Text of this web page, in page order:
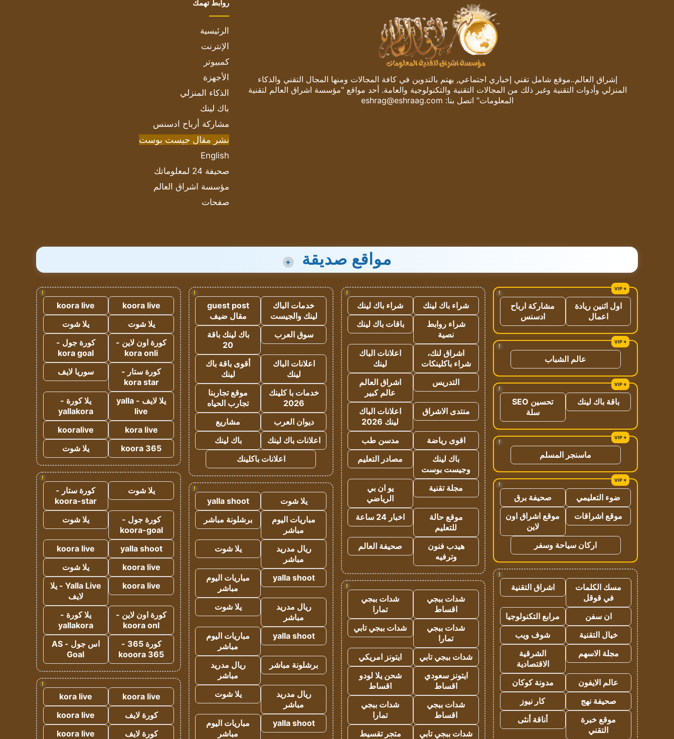
إشراق العالم..موقع شامل تقني إخباري اجتماعي, يهتم بالتدوين في كافة المجالات ومنها المجال التقني والذكاء
المنزلي وأدوات التقنية وغير ذلك من المجالات التقنية والتكنولوجية والعامة. أحد مواقع "مؤسسة اشراق العالم لتقنية
المعلومات" اتصل بنا: eshrag@eshraag.com
روابط تهمك
الرئيسية
الإنترنت
كمبيوتر
الأجهزة
الذكاء المنزلي
باك لينك
مشاركة أرباح ادسنس
نشر مقال جيست بوست
English
صحيفة 24 لمعلوماتك
مؤسسة اشراق العالم
صفحات
مواقع صديقة +
!
اول اثنين ريادة
اعمال
مشاركة ارباح
ادسنس
!
عالم الشباب
!
باقة باك لينك
تحسين SEO
سلة
!
ماسنجر المسلم
!
ضوء التعليمي
صحيفة برق
موقع اشراقات
موقع اشراق اون
لاين
اركان سياحة وسفر
!
مسك الكلمات
في قوقل
اشراق التقنية
ان سفن
مرابع التكنولوجيا
خيال التقنية
شوف ويب
مجلة الاسهم
الشرقية
الاقتصادية
عالم الايفون
مدونة كوكان
صحيفة نهج
كار نيوز
موقع خبرة
التقني
أناقة أنثى
!
شراء باك لينك
شراء باك لينك
شراء روابط
نصية
باقات باك لينك
اشراق لنك،
شراء باكلينكات
اعلانات الباك
لينك
التدريس
اشراق العالم
عالم كبير
منتدى الاشراق
اعلانات الباك
لينك 2026
اقوى رياضة
مدسن طب
باك لينك
وجيست بوست
مصادر التعليم
مجلة تقنية
يو ان بي
الرياضي
موقع حالة
للتعليم
اخبار 24 ساعة
هيدب فنون
وترفيه
صحيفة العالم
!
شدات ببجي
اقساط
شدات ببجي
تمارا
شدات ببجي
تمارا
شدات ببجي تابي
شدات ببجي تابي
ايتونز امريكي
ايتونز سعودي
اقساط
شحن يلا لودو
اقساط
شدات ببجي
اقساط
شدات ببجي
تمارا
شدات ببجي تابي
متجر تقسيط
!
خدمات الباك
لينك والجيست
guest post
مقال ضيف
سوق العرب
باك لينك باقة
20
اعلانات الباك
لينك
أقوى باقة باك
لينك
خدمات با كلينك
2026
موقع تجاربنا
تجارب الحياه
ديوان العرب
مشاريع
اعلانات باك لينك
باك لينك
اعلانات باكلينك
!
يلا شوت
yalla shoot
مباريات اليوم
مباشر
برشلونة مباشر
ريال مدريد
مباشر
يلا شوت
yalla shoot
مباريات اليوم
مباشر
ريال مدريد
مباشر
يلا شوت
yalla shoot
مباريات اليوم
مباشر
برشلونة مباشر
ريال مدريد
مباشر
ريال مدريد
مباشر
يلا شوت
yalla shoot
مباريات اليوم
مباشر
!
koora live
koora live
يلا شوت
يلا شوت
كورة اون لاين -
kora onli
كورة جول -
kora goal
كورة ستار -
kora star
سوريا لايف
يلا لايف - yalla
live
يلا كورة -
yallakora
kora live
kooralive
koora 365
يلا شوت
!
يلا شوت
كورة ستار -
koora-star
كورة جول -
koora-goal
يلا شوت
yalla shoot
koora live
koora live
يلا شوت
koora live
Yalla Live - يلا
لايف
كورة اون لاين -
koora onl
يلا كورة -
yallakora
كورة 365 -
kooora 365
اس جول - AS
Goal
!
koora live
kora live
كورة لايف
koora live
كورة لايف
koora live